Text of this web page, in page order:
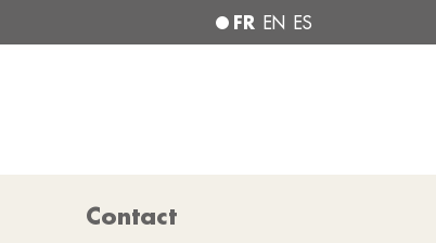
FR EN ES
Contact